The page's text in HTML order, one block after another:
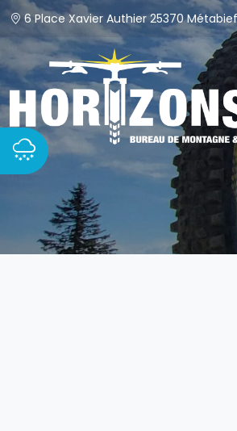
Passer
au
contenu
6 Place Xavier Authier 25370